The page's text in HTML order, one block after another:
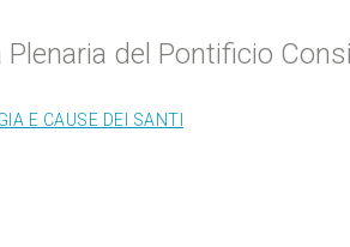
del Pontificio
E CAUSE DEI SANTI